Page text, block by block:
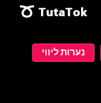
נערות ליווי